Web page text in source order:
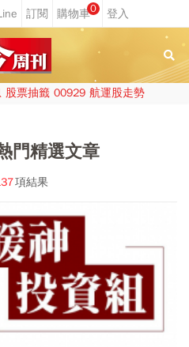
0
股票抽籤 00929 航運股走勢
門精選文章
項結果